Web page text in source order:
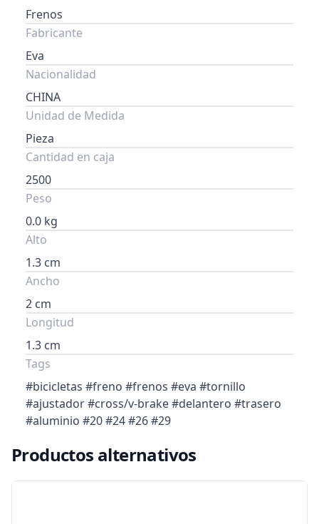
Frenos
Fabricante
Eva
Nacionalidad
CHINA
Unidad de Medida
Pieza
Cantidad en caja
2500
Peso
0.0 kg
Alto
1.3 cm
Ancho
2 cm
Longitud
1.3 cm
Tags
#bicicletas #freno #frenos #eva #tornillo
#ajustador #cross/v-brake #delantero #trasero
#aluminio #20 #24 #26 #29
Productos alternativos